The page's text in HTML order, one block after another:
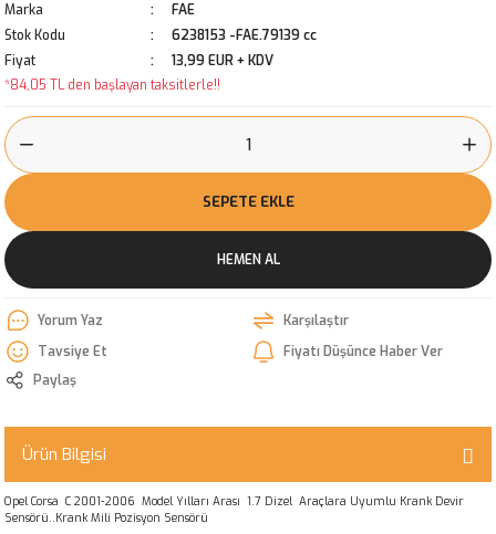
Marka
FAE
Stok Kodu
6238153 -FAE.79139 cc
Fiyat
13,99 EUR + KDV
*84,05 TL den başlayan taksitlerle!!
SEPETE EKLE
HEMEN AL
Yorum Yaz
Karşılaştır
Tavsiye Et
Fiyatı Düşünce Haber Ver
Paylaş
Ürün Bilgisi
Opel Corsa C 2001-2006 Model Yılları Arası 1.7 Dizel Araçlara Uyumlu Krank Devir
Sensörü..Krank Mili Pozisyon Sensörü